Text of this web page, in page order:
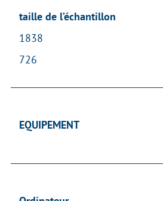
taille de l’échantillon
1838
726
EQUIPEMENT